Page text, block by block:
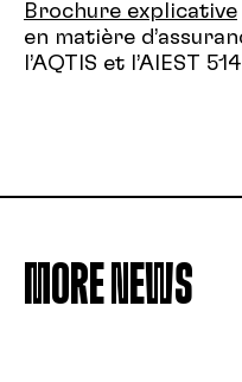
Brochure explicative
en matière
l’AQTIS et l’AIEST 514
MORE NEWS